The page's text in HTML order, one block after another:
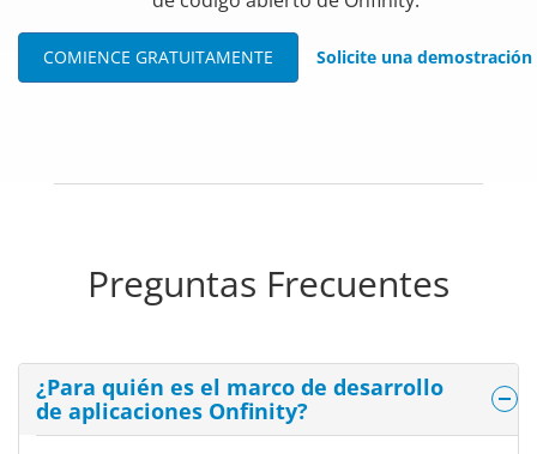
COMIENCE GRATUITAMENTE Solicite una demostración
Preguntas Frecuentes
¿Para quién es el marco de desarrollo
de aplicaciones Onfinity?